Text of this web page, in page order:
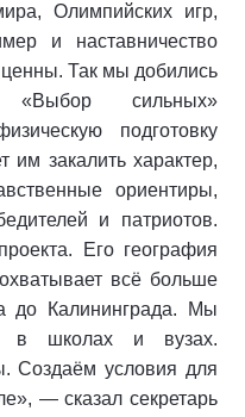
Олимпийских игр,
и наставничество
Так мы добились
«Выбор сильных»
подготовку
закалить характер,
ориентиры,
и патриотов.
Его география
всё больше
до Калининграда. Мы
в школах и вузах.
Создаём условия для
— сказал секретарь